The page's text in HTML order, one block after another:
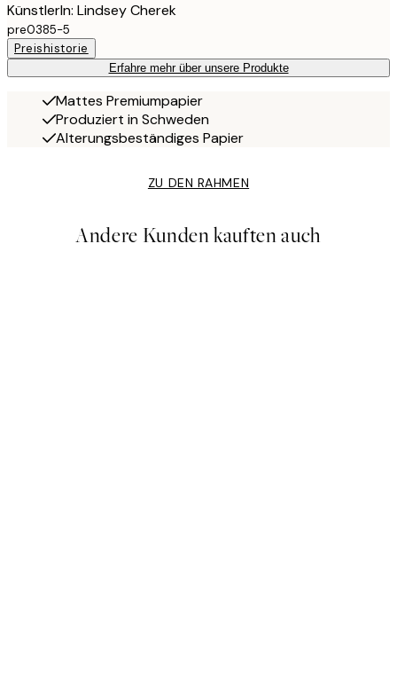
KünstlerIn: Lindsey Cherek
pre0385-5
Preishistorie
Erfahre mehr über unsere Produkte
Mattes Premiumpapier
Produziert in Schweden
Alterungsbeständiges Papier
ZU DEN RAHMEN
Andere Kunden kauften auch